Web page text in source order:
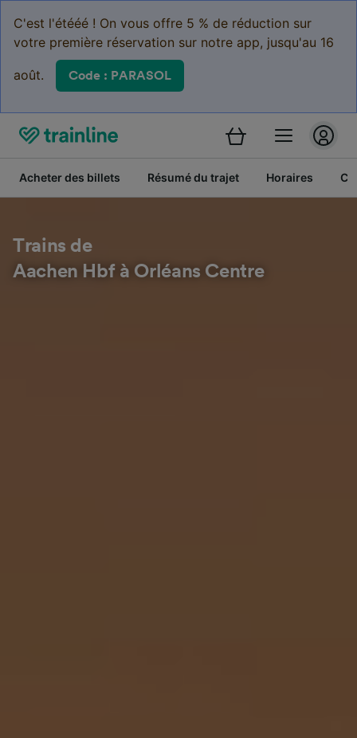
C'est l'étééé ! On vous offre 5 % de réduction sur
votre première réservation sur notre app, jusqu'au 16
août. Code : PARASOL
Acheter des billets Résumé du trajet Horaires
Trains de
Aachen Hbf à Orléans Centre